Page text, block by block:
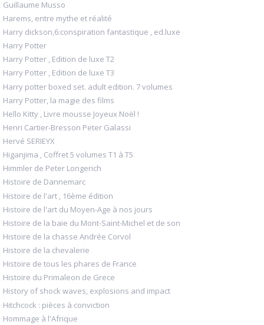
Guillaume Musso
Harems, entre mythe et réalité
Harry dickson,6:conspiration fantastique , ed.luxe
Harry Potter
Harry Potter , Edition de luxe T2
Harry Potter , Edition de luxe T3
Harry potter boxed set. adult edition. 7 volumes
Harry Potter, la magie des films
Hello Kitty , Livre mousse Joyeux Noël !
Henri Cartier-Bresson Peter Galassi
Hervé SERIEYX
Higanjima , Coffret 5 volumes T1 à T5
Himmler de Peter Longerich
Histoire de Dannemarc
Histoire de l'art , 16ème édition
Histoire de l'art du Moyen-Age à nos jours
Histoire de la baie du Mont-Saint-Michel et de son
Histoire de la chasse Andrée Corvol
Histoire de la chevalerie
Histoire de tous les phares de France
Histoire du Primaleon de Grece
History of shock waves, explosions and impact
Hitchcock : pièces à conviction
Hommage à l'Afrique